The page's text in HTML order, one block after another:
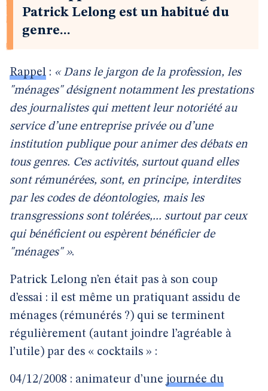
Patrick Lelong est un habitué du
genre...
Rappel : « Dans le jargon de la profession, les
"ménages" désignent notamment les prestations
des journalistes qui mettent leur notoriété au
service d’une entreprise privée ou d’une
institution publique pour animer des débats en
tous genres. Ces activités, surtout quand elles
sont rémunérées, sont, en principe, interdites
par les codes de déontologies, mais les
transgressions sont tolérées,... surtout par ceux
qui bénéficient ou espèrent bénéficier de
"ménages" ».
Patrick Lelong n’en était pas à son coup
d’essai : il est même un pratiquant assidu de
ménages (rémunérés ?) qui se terminent
régulièrement (autant joindre l’agréable à
l’utile) par des « cocktails » :
04/12/2008 : animateur d’une journée du